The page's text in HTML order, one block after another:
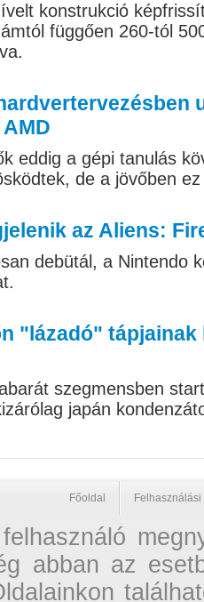
konstrukció
függően 260-tól
eddig a gépi tanulás
de a jövőben
az Aliens:
debütál, a Nintendo
"lázadó" tápjainak
szegmensben
japán
Főoldal
abban az